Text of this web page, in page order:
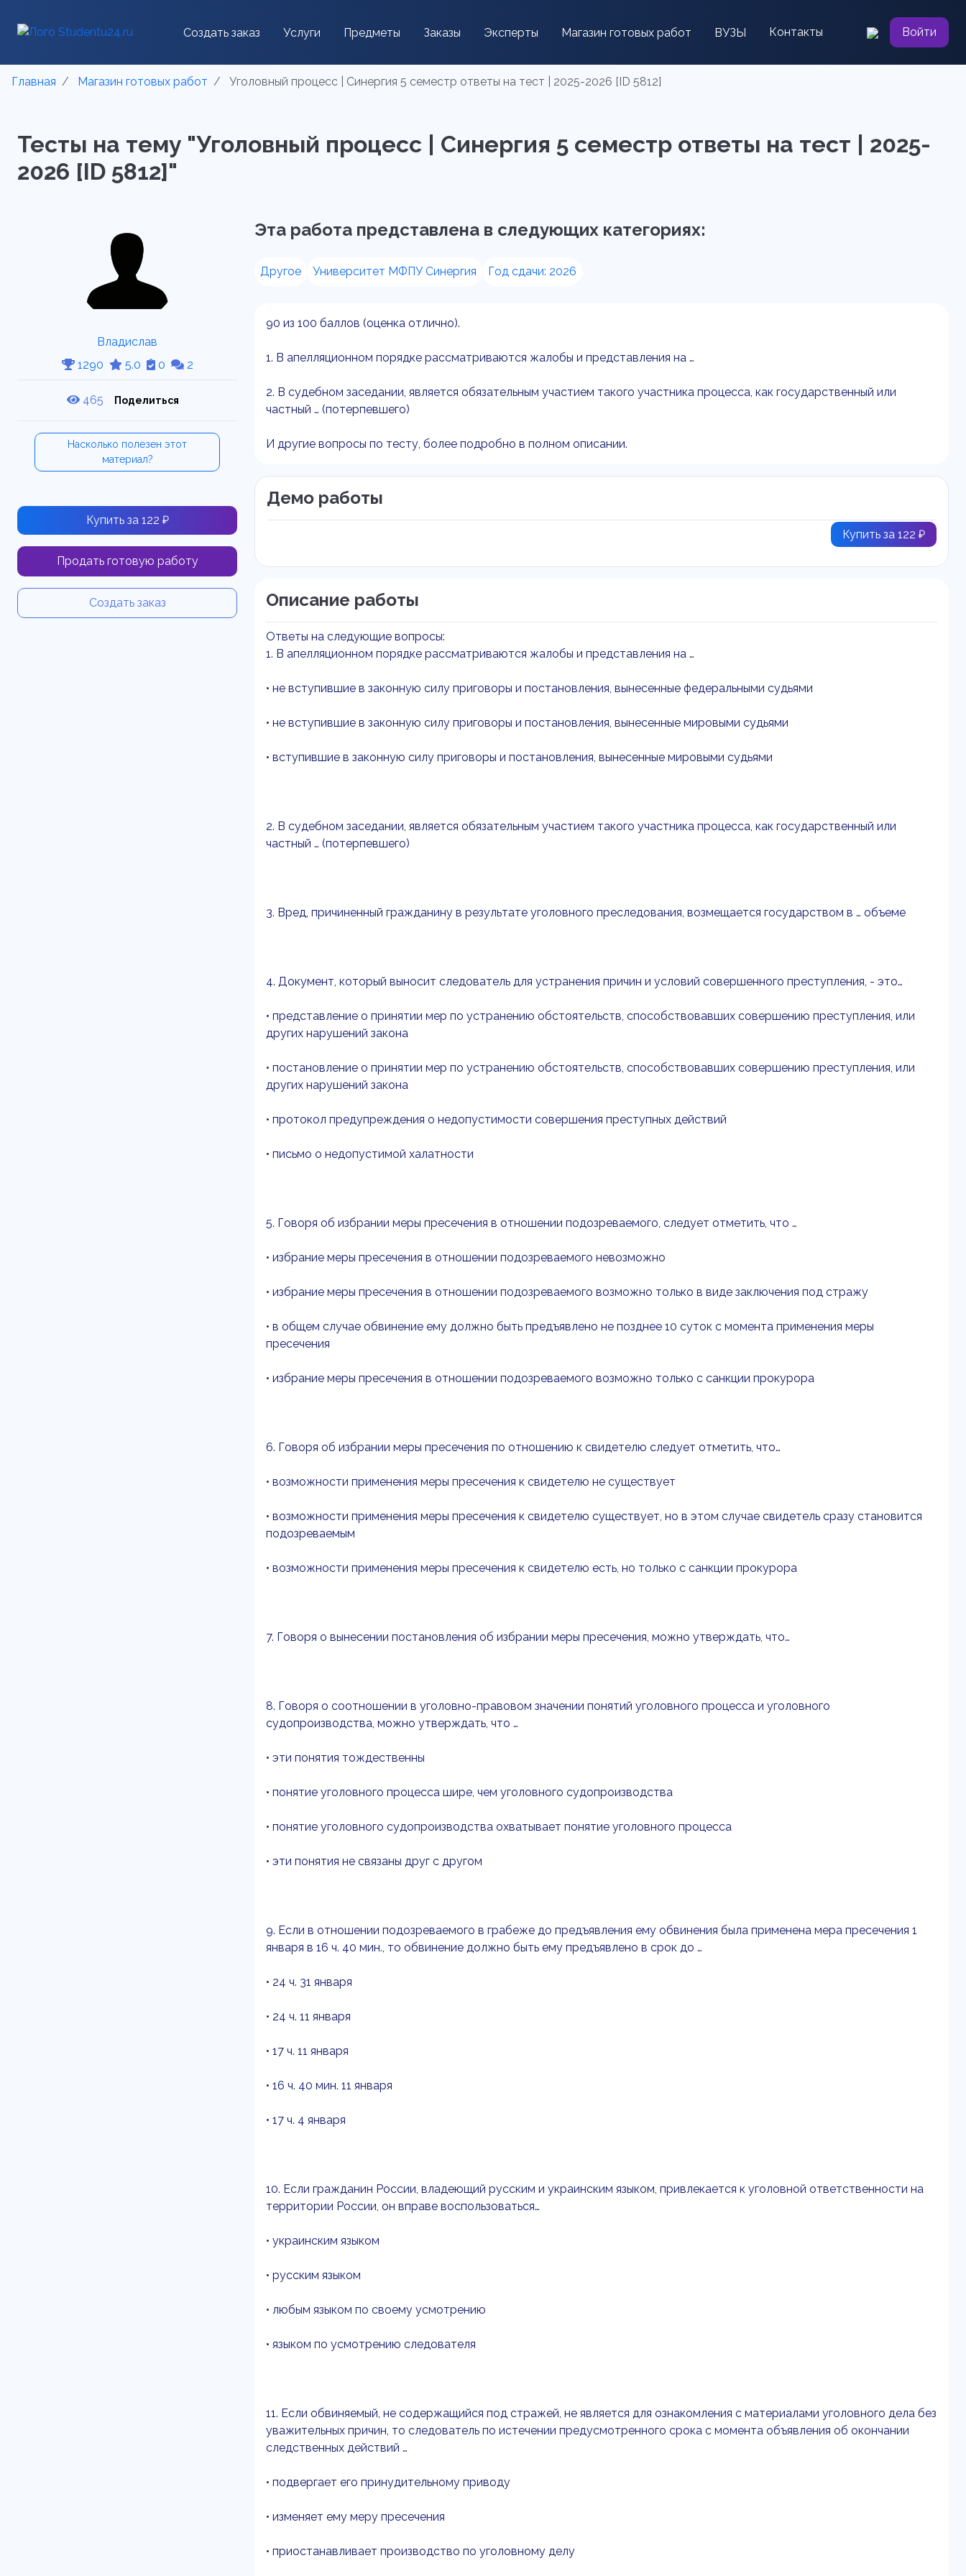
Создать заказ Услуги Предметы Заказы Эксперты Магазин готовых работ ВУЗЫ Контакты Войти
Главная Магазин готовых работ Уголовный процесс | Синергия 5 семестр ответы на тест | 2025-2026 [ID 5812]
Тесты на тему "Уголовный процесс | Синергия 5 семестр ответы на тест | 2025-
2026 [ID 5812]"
Владислав
1290
5.0 0 2
465 Поделиться
Насколько полезен этот
материал?
Купить за 122 ₽
Продать готовую работу
Создать заказ
Эта работа представлена в следующих категориях:
Другое Университет МФПУ Синергия Год сдачи: 2026
90 из 100 баллов (оценка отлично).
1. В апелляционном порядке рассматриваются жалобы и представления на …
2. В судебном заседании, является обязательным участием такого участника процесса, как государственный или
частный … (потерпевшего)
И другие вопросы по тесту, более подробно в полном описании.
Демо работы
Купить за 122 ₽
Описание работы
Ответы на следующие вопросы:
1. В апелляционном порядке рассматриваются жалобы и представления на …
• не вступившие в законную силу приговоры и постановления, вынесенные федеральными судьями
• не вступившие в законную силу приговоры и постановления, вынесенные мировыми судьями
• вступившие в законную силу приговоры и постановления, вынесенные мировыми судьями
2. В судебном заседании, является обязательным участием такого участника процесса, как государственный или
частный … (потерпевшего)
3. Вред, причиненный гражданину в результате уголовного преследования, возмещается государством в … объеме
4. Документ, который выносит следователь для устранения причин и условий совершенного преступления, - это…
• представление о принятии мер по устранению обстоятельств, способствовавших совершению преступления, или
других нарушений закона
• постановление о принятии мер по устранению обстоятельств, способствовавших совершению преступления, или
других нарушений закона
• протокол предупреждения о недопустимости совершения преступных действий
• письмо о недопустимой халатности
5. Говоря об избрании меры пресечения в отношении подозреваемого, следует отметить, что …
• избрание меры пресечения в отношении подозреваемого невозможно
• избрание меры пресечения в отношении подозреваемого возможно только в виде заключения под стражу
• в общем случае обвинение ему должно быть предъявлено не позднее 10 суток с момента применения меры
пресечения
• избрание меры пресечения в отношении подозреваемого возможно только с санкции прокурора
6. Говоря об избрании меры пресечения по отношению к свидетелю следует отметить, что…
• возможности применения меры пресечения к свидетелю не существует
• возможности применения меры пресечения к свидетелю существует, но в этом случае свидетель сразу становится
подозреваемым
• возможности применения меры пресечения к свидетелю есть, но только с санкции прокурора
7. Говоря о вынесении постановления об избрании меры пресечения, можно утверждать, что…
8. Говоря о соотношении в уголовно-правовом значении понятий уголовного процесса и уголовного
судопроизводства, можно утверждать, что …
• эти понятия тождественны
• понятие уголовного процесса шире, чем уголовного судопроизводства
• понятие уголовного судопроизводства охватывает понятие уголовного процесса
• эти понятия не связаны друг с другом
9. Если в отношении подозреваемого в грабеже до предъявления ему обвинения была применена мера пресечения 1
января в 16 ч. 40 мин., то обвинение должно быть ему предъявлено в срок до …
• 24 ч. 31 января
• 24 ч. 11 января
• 17 ч. 11 января
• 16 ч. 40 мин. 11 января
• 17 ч. 4 января
10. Если гражданин России, владеющий русским и украинским языком, привлекается к уголовной ответственности на
территории России, он вправе воспользоваться…
• украинским языком
• русским языком
• любым языком по своему усмотрению
• языком по усмотрению следователя
11. Если обвиняемый, не содержащийся под стражей, не является для ознакомления с материалами уголовного дела без
уважительных причин, то следователь по истечении предусмотренного срока с момента объявления об окончании
следственных действий …
• подвергает его принудительному приводу
• изменяет ему меру пресечения
• приостанавливает производство по уголовному делу